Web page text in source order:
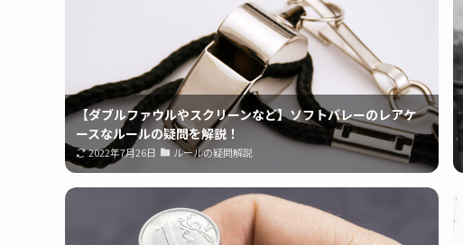
【ダブルファウルやスクリーンなど】ソフトバレーのレアケ
ースなルールの疑問を解説！
2022年7月26日 ルールの疑問解説